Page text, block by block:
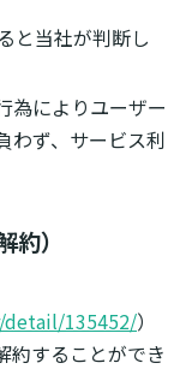
と当社が判断し
為によりユーザー
わず、サービス利
）
135452/）
約することができ